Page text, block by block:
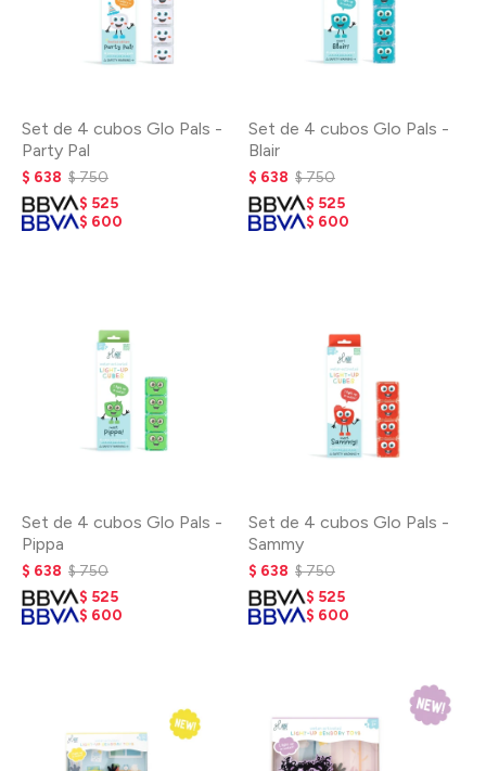
Set de 4 cubos Glo Pals -
Party Pal
$ 638 $750
$ 525
$ 600
Set de 4 cubos Glo Pals -
Blair
$ 638 $750
$ 525
$ 600
Set de 4 cubos Glo Pals -
Pippa
$ 638 $750
$ 525
$ 600
Set de 4 cubos Glo Pals -
Sammy
$ 638 $750
$ 525
$ 600